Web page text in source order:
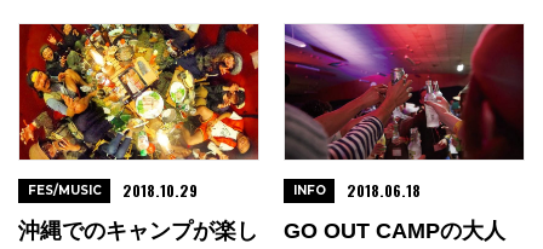
沖縄でのキャンプが楽し
FES/MUSIC 2018.10.29
GO OUT CAMPの大人
INFO 2018.06.18